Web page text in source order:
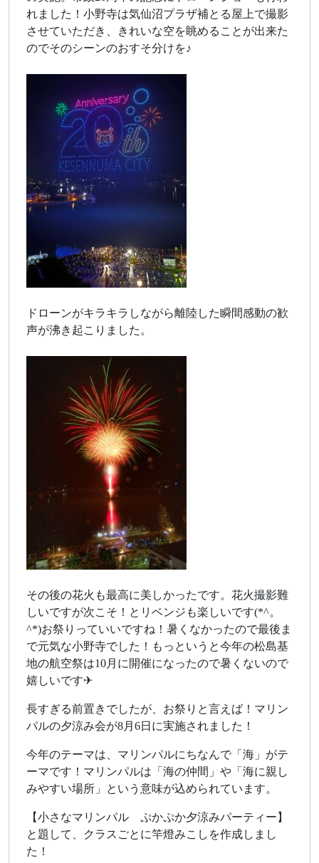
れました！小野寺は気仙沼プラザ補とる屋上で撮影
させていただき、きれいな空を眺めることが出来た
のでそのシーンのおすそ分けを♪
ドローンがキラキラしながら離陸した瞬間感動の歓
声が沸き起こりました。
その後の花火も最高に美しかったです。花火撮影難
しいですが次こそ！とリベンジも楽しいです(*^。
^*)お祭りっていいですね！暑くなかったので最後ま
で元気な小野寺でした！もっというと今年の松島基
地の航空祭は10月に開催になったので暑くないので
嬉しいです✈
長すぎる前置きでしたが、お祭りと言えば！マリン
パルの夕涼み会が8月6日に実施されました！
今年のテーマは、マリンパルにちなんで「海」がテ
ーマです！マリンパルは「海の仲間」や「海に親し
みやすい場所」という意味が込められています。
【小さなマリンパル ぷかぷか夕涼みパーティー】
と題して、クラスごとに竿燈みこしを作成しまし
た！